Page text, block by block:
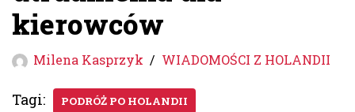
kierowców
Milena Kasprzyk WIADOMOŚCI Z HOLANDII
Tagi: PODRÓŻ PO HOLANDII